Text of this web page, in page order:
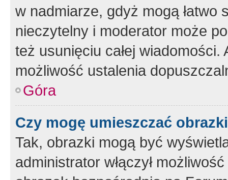
w nadmiarze, gdyż mogą
nieczytelny i moderator może
też usunięciu całej
możliwość ustalenia
Góra
Czy mogę umieszczać
Tak, obrazki mogą być
administrator włączył